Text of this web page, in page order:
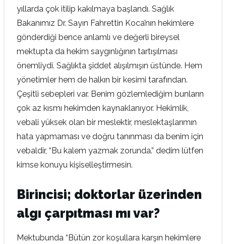
yıllarda çok itilip kakılmaya başlandı. Sağlık
Bakanımız Dr. Sayın Fahrettin Koca’nın hekimlere
gönderdiği bence anlamlı ve değerli bireysel
mektupta da hekim saygınlığının tartışılması
önemliydi. Sağlıkta şiddet alışılmışın üstünde. Hem
yönetimler hem de halkın bir kesimi tarafından.
Çeşitli sebepleri var. Benim gözlemlediğim bunların
çok az kısmı hekimden kaynaklanıyor. Hekimlik,
vebali yüksek olan bir meslektir, meslektaşlarımın
hata yapmaması ve doğru tanınması da benim için
vebaldir, “Bu kalem yazmak zorunda.” dedim lütfen
kimse konuyu kişiselleştirmesin.
Birincisi; doktorlar üzerinden
algı çarpıtması mı var?
Mektubunda “Bütün zor koşullara karşın hekimlere